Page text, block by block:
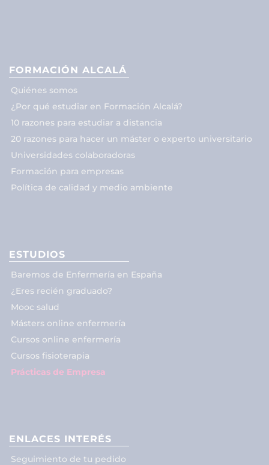
FORMACIÓN ALCALÁ
Quiénes somos
¿Por qué estudiar en Formación Alcalá?
10 razones para estudiar a distancia
20 razones para hacer un máster o experto universitario
Universidades colaboradoras
Formación para empresas
Política de calidad y medio ambiente
ESTUDIOS
Baremos de Enfermería en España
¿Eres recién graduado?
Mooc salud
Másters online enfermería
Cursos online enfermería
Cursos fisioterapia
Prácticas de Empresa
ENLACES INTERÉS
Seguimiento de tu pedido